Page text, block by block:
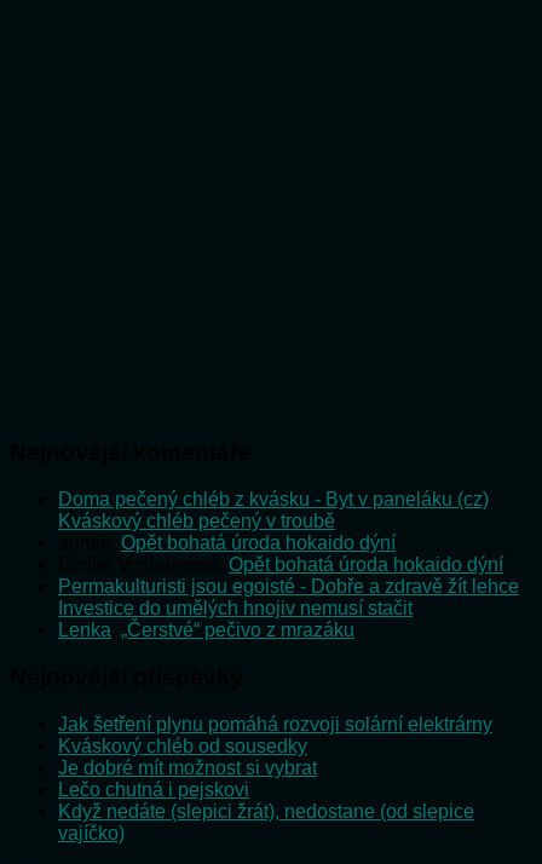
Doma pečený chléb z kvásku - Byt v paneláku (cz)
Kváskový chléb pečený v troubě
Opět bohatá úroda hokaido dýní
Opět bohatá úroda hokaido dýní
Permakulturisti jsou egoisté - Dobře a zdravě žít lehce
Investice do umělých hnojiv nemusí stačit
Lenka „Čerstvé“ pečivo z mrazáku
Jak šetření plynu pomáhá rozvoji solární elektrárny
Kváskový chléb od sousedky
Je dobré mít možnost si vybrat
Lečo chutná i pejskovi
Když nedáte (slepici žrát), nedostane (od slepice
vajíčko)